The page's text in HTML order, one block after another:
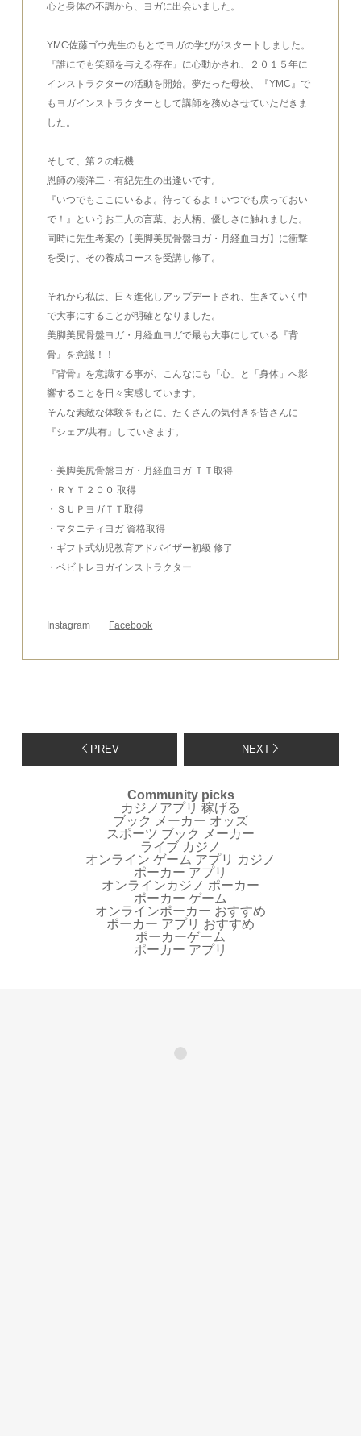
心と身体の不調から、ヨガに出会いました。
YMC佐藤ゴウ先生のもとでヨガの学びがスタートしました。
『誰にでも笑顔を与える存在』に心動かされ、２０１５年に
インストラクターの活動を開始。夢だった母校、『YMC』で
もヨガインストラクターとして講師を務めさせていただきま
した。
そして、第２の転機
恩師の湊洋二・有紀先生の出逢いです。
『いつでもここにいるよ。待ってるよ！いつでも戻っておい
で！』というお二人の言葉、お人柄、優しさに触れました。
同時に先生考案の【美脚美尻骨盤ヨガ・月経血ヨガ】に衝撃
を受け、その養成コースを受講し修了。
それから私は、日々進化しアップデートされ、生きていく中
で大事にすることが明確となりました。
美脚美尻骨盤ヨガ・月経血ヨガで最も大事にしている『背
骨』を意識！！
『背骨』を意識する事が、こんなにも「心」と「身体」へ影
響することを日々実感しています。
そんな素敵な体験をもとに、たくさんの気付きを皆さんに
『シェア/共有』していきます。
・美脚美尻骨盤ヨガ・月経血ヨガ ＴＴ取得
・ＲＹＴ２００ 取得
・ＳＵＰヨガＴＴ取得
・マタニティヨガ 資格取得
・ギフト式幼児教育アドバイザー初級 修了
・ベビトレヨガインストラクター
Instagram Facebook
PREV NEXT
Community picks
カジノアプリ 稼げる
ブック メーカー オッズ
スポーツ ブック メーカー
ライブ カジノ
オンライン ゲーム アプリ カジノ
ポーカー アプリ
オンラインカジノ ポーカー
ポーカー ゲーム
オンラインポーカー おすすめ
ポーカー アプリ おすすめ
ポーカーゲーム
ポーカー アプリ